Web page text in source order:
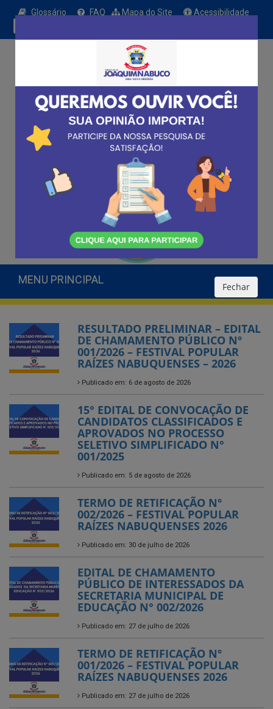
Glossário FAQ Mapa do Site
Acessibilidade
MENU PRINCIPAL
RESULTADO PRELIMINAR – EDITAL
DE CHAMAMENTO PÚBLICO Nº
001/2026 – FESTIVAL POPULAR
RAÍZES NABUQUENSES – 2026
Publicado em: 6 de agosto de 2026
15° EDITAL DE CONVOCAÇÃO DE
CANDIDATOS CLASSIFICADOS E
APROVADOS NO PROCESSO
SELETIVO SIMPLIFICADO N°
001/2025
Publicado em: 5 de agosto de 2026
TERMO DE RETIFICAÇÃO Nº
002/2026 – FESTIVAL POPULAR
RAÍZES NABUQUENSES 2026
Publicado em: 30 de julho de 2026
EDITAL DE CHAMAMENTO
PÚBLICO DE INTERESSADOS DA
SECRETARIA MUNICIPAL DE
EDUCAÇÃO N° 002/2026
Publicado em: 27 de julho de 2026
TERMO DE RETIFICAÇÃO Nº
001/2026 – FESTIVAL POPULAR
RAÍZES NABUQUENSES 2026
Publicado em: 27 de julho de 2026
Fechar